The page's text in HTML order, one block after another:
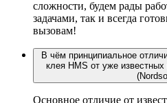
сложности, будем рады
задачами, так и всегда
вызовам!
В чём принципиальное
клея HMS от уже
Основное отличие от